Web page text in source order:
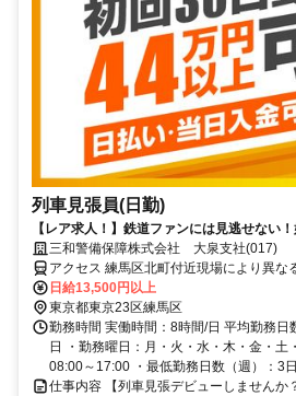
列車見張員(日勤)
【レア求人！】鉄道ファンには見逃せない
三和警備保障株式会社 大泉支社(017)
アクセス 練馬区北町付近現場により異な
電話面接■来社不要
日給13,500円以上
東京都東京23区練馬区
勤務時間 実働時間：8時間/日 平均勤務日
日 ・勤務曜日：月・火・水・木・金・土
08:00～17:00 ・最低勤務日数（週）：3
仕事内容 【列車見張デビューしませんか